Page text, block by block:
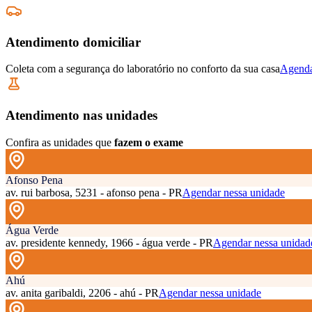
Atendimento domiciliar
Coleta com a segurança do laboratório no conforto da sua casa
Atendimento nas unidades
Confira as unidades que fazem o exame
Afonso Pena
av. rui barbosa, 5231 - afonso pena - PRAgendar nessa unidade
Água Verde
av. presidente kennedy, 1966 - água verde - PRAgendar nessa
Ahú
av. anita garibaldi, 2206 - ahú - PRAgendar nessa unidade